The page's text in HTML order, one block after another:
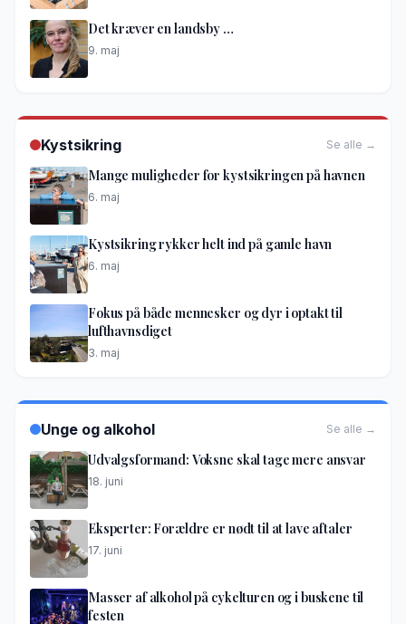
Det kræver en landsby …
9. maj
Kystsikring Se alle →
Mange muligheder for kystsikringen på havnen
6. maj
Kystsikring rykker helt ind på gamle havn
6. maj
Fokus på både mennesker og dyr i optakt til
lufthavnsdiget
3. maj
Unge og alkohol Se alle →
Udvalgsformand: Voksne skal tage mere ansvar
18. juni
Eksperter: Forældre er nødt til at lave aftaler
17. juni
Masser af alkohol på cykelturen og i buskene til
festen